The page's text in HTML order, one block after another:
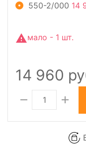
550-2/000 14
мало - 1 шт.
14 960